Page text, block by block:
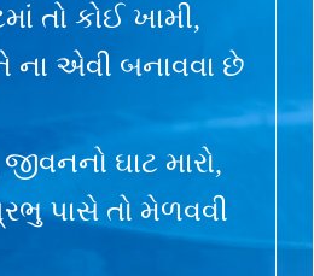
તો કોઈ ખામી,
એવી બનાવવા છે
ઘાટ મારો,
પાસે તો મેળવવી